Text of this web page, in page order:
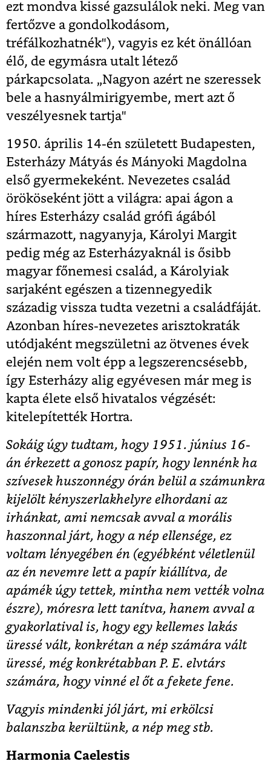
ezt mondva kissé gazsulálok neki. Meg van
fertőzve a gondolkodásom,
tréfálkozhatnék"), vagyis ez két önállóan
élő, de egymásra utalt létező
párkapcsolata. „Nagyon azért ne szeressek
bele a hasnyálmirigyembe, mert azt ő
veszélyesnek tartja"
1950. április 14-én született Budapesten,
Esterházy Mátyás és Mányoki Magdolna
első gyermekeként. Nevezetes család
örököseként jött a világra: apai ágon a
híres Esterházy család grófi ágából
származott, nagyanyja, Károlyi Margit
pedig még az Esterházyaknál is ősibb
magyar főnemesi család, a Károlyiak
sarjaként egészen a tizennegyedik
századig vissza tudta vezetni a családfáját.
Azonban híres-nevezetes arisztokraták
utódjaként megszületni az ötvenes évek
elején nem volt épp a legszerencsésebb,
így Esterházy alig egyévesen már meg is
kapta élete első hivatalos végzését:
kitelepítették Hortra.
Sokáig úgy tudtam, hogy 1951. június 16-
án érkezett a gonosz papír, hogy lennénk ha
szívesek huszonnégy órán belül a számunkra
kijelölt kényszerlakhelyre elhordani az
irhánkat, ami nemcsak avval a morális
haszonnal járt, hogy a nép ellensége, ez
voltam lényegében én (egyébként véletlenül
az én nevemre lett a papír kiállítva, de
apámék úgy tettek, mintha nem vették volna
észre), móresra lett tanítva, hanem avval a
gyakorlatival is, hogy egy kellemes lakás
üressé vált, konkrétan a nép számára vált
üressé, még konkrétabban P. E. elvtárs
számára, hogy vinné el őt a fekete fene.
Vagyis mindenki jól járt, mi erkölcsi
balanszba kerültünk, a nép meg stb.
Harmonia Caelestis